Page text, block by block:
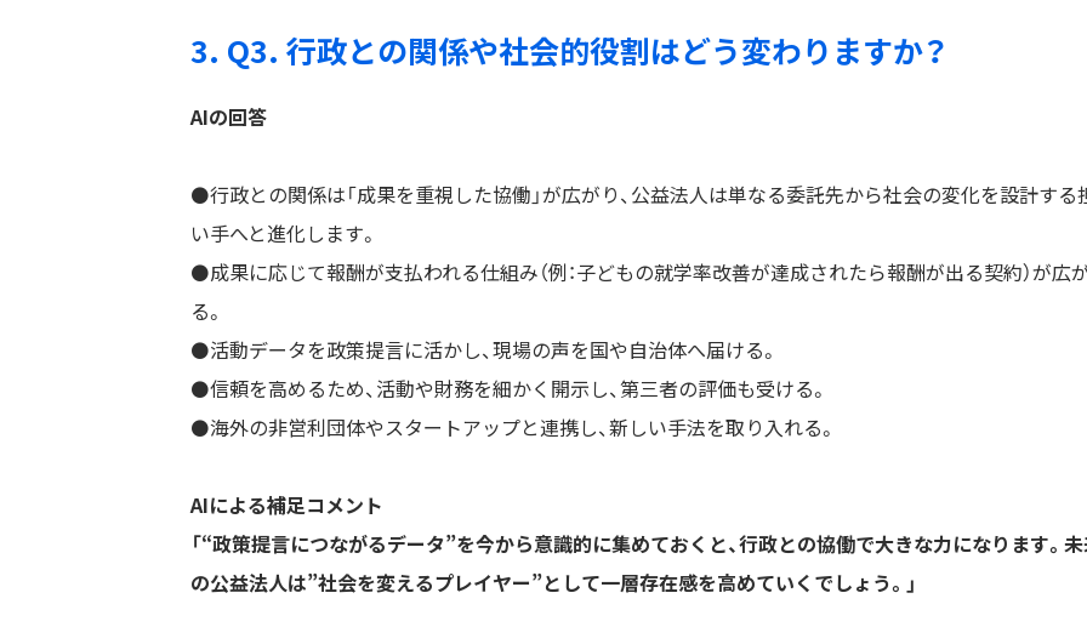
3. Q3. 行政との関係や社会的役割はどう変わりますか？
AIの回答
⚫️行政との関係は「成果を重視した協働」が広がり、公益法人は単なる委託先から社会の変化を設計する
い手へと進化します。
⚫️成果に応じて報酬が支払われる仕組み（例：子どもの就学率改善が達成されたら報酬が出る契約）が広
る。
⚫️活動データを政策提言に活かし、現場の声を国や自治体へ届ける。
⚫️信頼を高めるため、活動や財務を細かく開示し、第三者の評価も受ける。
⚫️海外の非営利団体やスタートアップと連携し、新しい手法を取り入れる。
AIによる補足コメント
「“政策提言につながるデータ”を今から意識的に集めておくと、行政との協働で大きな力になります。
の公益法人は”社会を変えるプレイヤー”として一層存在感を高めていくでしょう。」